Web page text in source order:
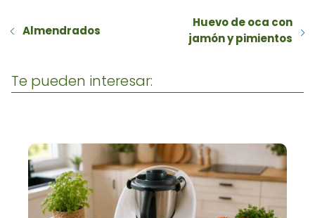
Almendrados
Huevo de oca con
jamón y pimientos
Te pueden interesar: